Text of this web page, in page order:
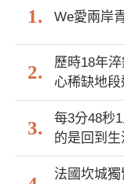
We愛兩岸
歷時18年
心稀缺地
每3分48秒
的是回到生
法國坎城